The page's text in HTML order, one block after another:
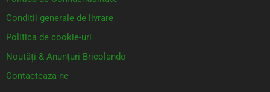
Conditii generale de livrare
Politica de cookie-uri
Noutăți & Anunțuri Bricolando
Contacteaza-ne